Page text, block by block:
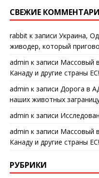
СВЕЖИЕ
rabbit к записи Украина,
живодер, который
admin к записи Массовый
Канаду и другие страны
admin к записи Дорога в
наших животных
admin к записи
admin к записи Массовый
Канаду и другие страны
РУБРИКИ